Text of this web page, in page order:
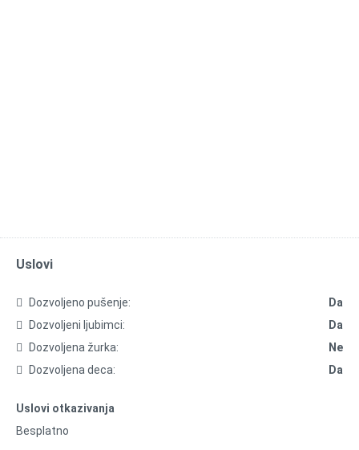
Uslovi
Dozvoljeno pušenje:
Da
Dozvoljeni ljubimci:
Da
Dozvoljena žurka:
Ne
Dozvoljena deca:
Da
Uslovi otkazivanja
Besplatno